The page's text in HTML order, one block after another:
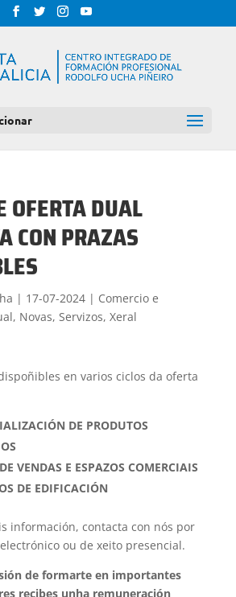
OFERTA DUAL
CON PRAZAS
| 17-07-2024| Comercio e
, Novas, Servizos, Xeral
en varios ciclos da oferta
DE PRODUTOS
VENDAS E ESPAZOS COMERCIAIS
DE EDIFICACIÓN
información, contacta con nós por
ou de xeito presencial.
de formarte en importantes
recibes unha remuneración